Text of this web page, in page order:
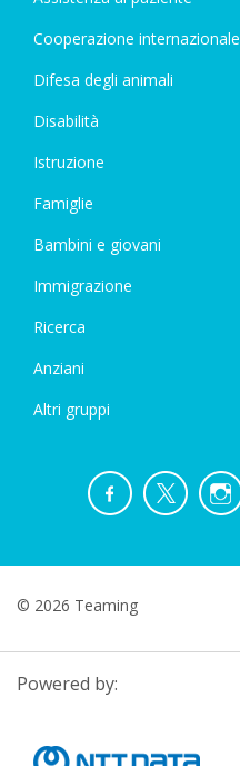
Cooperazione internazionale
Difesa degli animali
Disabilità
Istruzione
Famiglie
Bambini e giovani
Immigrazione
Ricerca
Anziani
Altri gruppi
© 2026 Teaming
Powered by: